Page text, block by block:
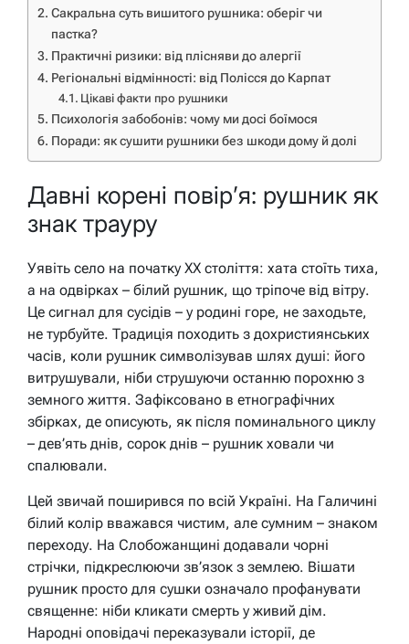
Сакральна суть вишитого рушника: оберіг чи
пастка?
Практичні ризики: від плісняви до алергії
Регіональні відмінності: від Полісся до Карпат
Цікаві факти про рушники
Психологія забобонів: чому ми досі боїмося
Поради: як сушити рушники без шкоди дому й долі
Давні корені повір’я: рушник як
знак трауру
Уявіть село на початку ХХ століття: хата стоїть тиха,
а на одвірках – білий рушник, що тріпоче від вітру.
Це сигнал для сусідів – у родині горе, не заходьте,
не турбуйте. Традиція походить з дохристиянських
часів, коли рушник символізував шлях душі: його
витрушували, ніби струшуючи останню порохню з
земного життя. Зафіксовано в етнографічних
збірках, де описують, як після поминального циклу
– дев’ять днів, сорок днів – рушник ховали чи
спалювали.
Цей звичай поширився по всій Україні. На Галичині
білий колір вважався чистим, але сумним – знаком
переходу. На Слобожанщині додавали чорні
стрічки, підкреслюючи зв’язок з землею. Вішати
рушник просто для сушки означало профанувати
священне: ніби кликати смерть у живий дім.
Народні оповідачі переказували історії, де